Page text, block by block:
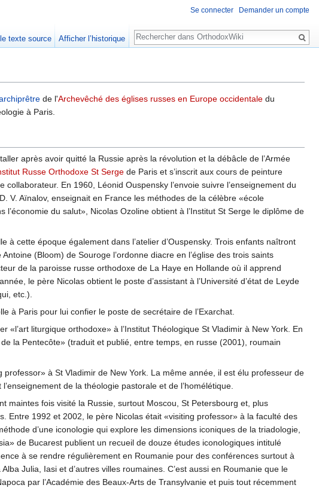
de l'Archevêché des églises russes en Europe occidentale du
à Paris.
après avoir quitté la Russie après la révolution et la débâcle de l’Armée
Russe Orthodoxe St Serge de Paris et s’inscrit aux cours de peinture
En 1960, Léonid Ouspensky l’envoie suivre l’enseignement du
V. Aïnalov, enseignait en France les méthodes de la célèbre «école
du salut», Nicolas Ozoline obtient à l’Institut St Serge le diplôme de
cette époque également dans l’atelier d’Ouspensky. Trois enfants naîtront
(Bloom) de Souroge l’ordonne diacre en l’église des trois saints
de la paroisse russe orthodoxe de La Haye en Hollande où il apprend
le père Nicolas obtient le poste d’assistant à l’Université d’état de Leyde
etc.).
à Paris pour lui confier le poste de secrétaire de l’Exarchat.
«l’art liturgique orthodoxe» à l’Institut Théologique St Vladimir à New York. En
la Pentecôte» (traduit et publié, entre temps, en russe (2001), roumain
à St Vladimir de New York. La même année, il est élu professeur de
de la théologie pastorale et de l’homélétique.
maintes fois visité la Russie, surtout Moscou, St Petersbourg et, plus
Entre 1992 et 2002, le père Nicolas était «visiting professor» à la faculté des
d’une iconologie qui explore les dimensions iconiques de la triadologie,
de Bucarest publient un recueil de douze études iconologiques intitulé
à se rendre régulièrement en Roumanie pour des conférences surtout à
Julia, Iasi et d’autres villes roumaines. C’est aussi en Roumanie que le
par l’Académie des Beaux-Arts de Transylvanie et puis tout récemment
Se connecter Demander un compte
texte source Afficher l’historique
Rechercher